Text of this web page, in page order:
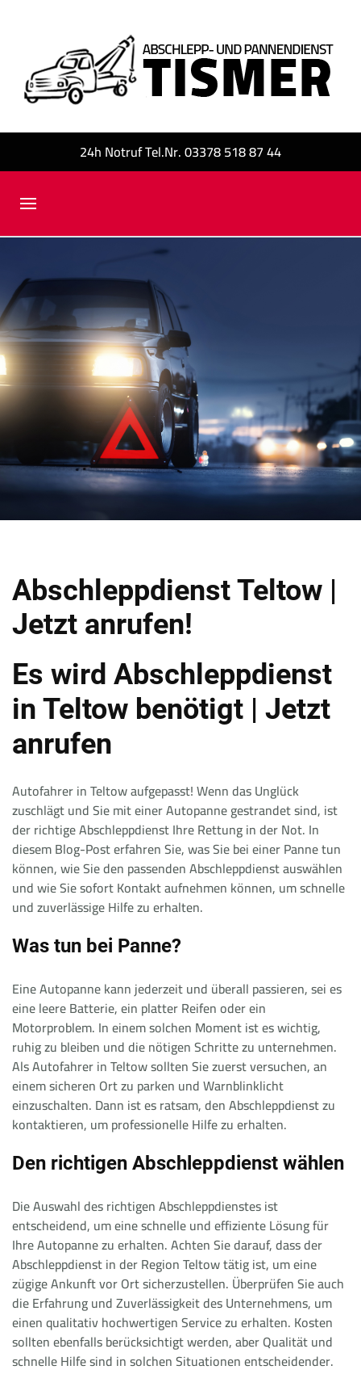
24h Notruf Tel.Nr. 03378 518 87 44
Abschleppdienst Teltow |
Jetzt anrufen!
Es wird Abschleppdienst
in Teltow benötigt | Jetzt
anrufen
Autofahrer in Teltow aufgepasst! Wenn das Unglück
zuschlägt und Sie mit einer Autopanne gestrandet sind, ist
der richtige Abschleppdienst Ihre Rettung in der Not. In
diesem Blog-Post erfahren Sie, was Sie bei einer Panne tun
können, wie Sie den passenden Abschleppdienst auswählen
und wie Sie sofort Kontakt aufnehmen können, um schnelle
und zuverlässige Hilfe zu erhalten.
Was tun bei Panne?
Eine Autopanne kann jederzeit und überall passieren, sei es
eine leere Batterie, ein platter Reifen oder ein
Motorproblem. In einem solchen Moment ist es wichtig,
ruhig zu bleiben und die nötigen Schritte zu unternehmen.
Als Autofahrer in Teltow sollten Sie zuerst versuchen, an
einem sicheren Ort zu parken und Warnblinklicht
einzuschalten. Dann ist es ratsam, den Abschleppdienst zu
kontaktieren, um professionelle Hilfe zu erhalten.
Den richtigen Abschleppdienst wählen
Die Auswahl des richtigen Abschleppdienstes ist
entscheidend, um eine schnelle und effiziente Lösung für
Ihre Autopanne zu erhalten. Achten Sie darauf, dass der
Abschleppdienst in der Region Teltow tätig ist, um eine
zügige Ankunft vor Ort sicherzustellen. Überprüfen Sie auch
die Erfahrung und Zuverlässigkeit des Unternehmens, um
einen qualitativ hochwertigen Service zu erhalten. Kosten
sollten ebenfalls berücksichtigt werden, aber Qualität und
schnelle Hilfe sind in solchen Situationen entscheidender.